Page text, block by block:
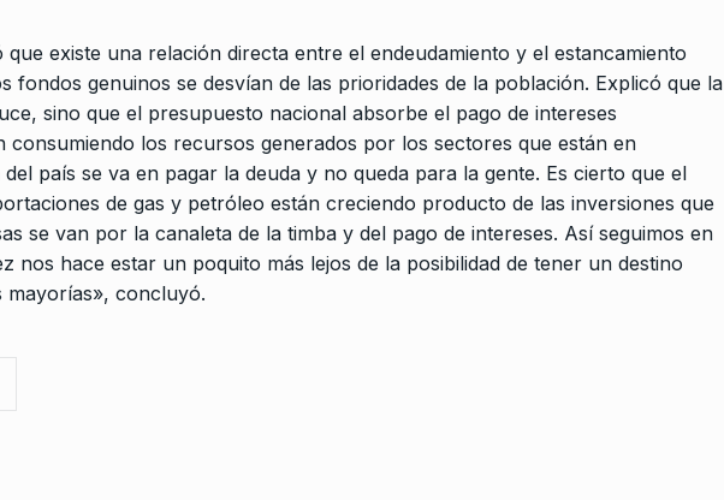
existe una relación directa entre el endeudamiento y el estancamiento
fondos genuinos se desvían de las prioridades de la población. Explicó que la
sino que el presupuesto nacional absorbe el pago de intereses
consumiendo los recursos generados por los sectores que están en
país se va en pagar la deuda y no queda para la gente. Es cierto que el
de gas y petróleo están creciendo producto de las inversiones que
se van por la canaleta de la timba y del pago de intereses. Así seguimos en
nos hace estar un poquito más lejos de la posibilidad de tener un destino
mayorías», concluyó.